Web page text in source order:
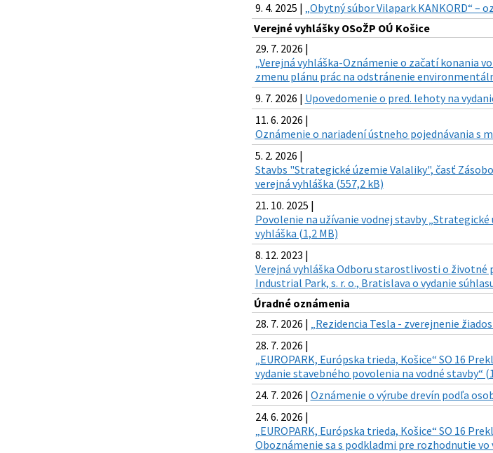
9. 4. 2025 | „Obytný súbor Vilapark KANKORD“ –
Verejné vyhlášky OSoŽP OÚ Košice
29. 7. 2026 |
„Verejná vyhláška-Oznámenie o začatí konania
zmenu plánu prác na odstránenie
9. 7. 2026 | Upovedomenie o pred. lehoty na
11. 6. 2026 |
Oznámenie o nariadení ústneho pojednávania s
5. 2. 2026 |
Stavbs "Strategické územie Valaliky", časť
verejná vyhláška (557,2 kB)
21. 10. 2025 |
Povolenie na užívanie vodnej stavby
vyhláška (1,2 MB)
8. 12. 2023 |
Verejná vyhláška Odboru starostlivosti o životné
Industrial Park, s. r. o., Bratislava o vydanie
Úradné oznámenia
28. 7. 2026 | „Rezidencia Tesla - zverejnenie
28. 7. 2026 |
„EUROPARK, Európska trieda, Košice“ SO 16
vydanie stavebného povolenia na vodné stavby“
24. 7. 2026 | Oznámenie o výrube drevín podľa
24. 6. 2026 |
„EUROPARK, Európska trieda, Košice“ SO 16
Oboznámenie sa s podkladmi pre rozhodnutie vo